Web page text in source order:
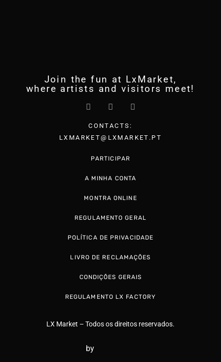
Join the fun at LxMarket,
where artists and visitors meet!
CONTACTS:
LXMARKET@LXMARKET.PT
POLÍTICA DE PRIVACIDADE
LIVRO DE RECLAMAÇÕES
CONDIÇÕES GERAIS
REGULAMENTO LX FACTORY
PARTICIPAR
A MINHA CONTA
MONTRA ONLINE
REGULAMENTO GERAL
LX Market – Todos os direitos reservados.
by